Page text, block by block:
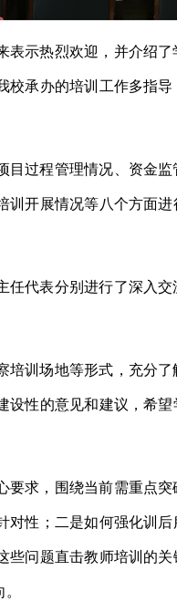
表示热烈欢迎，并介绍
校承办的培训工作多指
过程管理情况、资金
训开展情况等八个方面
任代表分别进行了深入
培训场地等形式，充分
性的意见和建议，希
要求，围绕当前需重点
性；二是如何强化训
些问题直击教师培训的